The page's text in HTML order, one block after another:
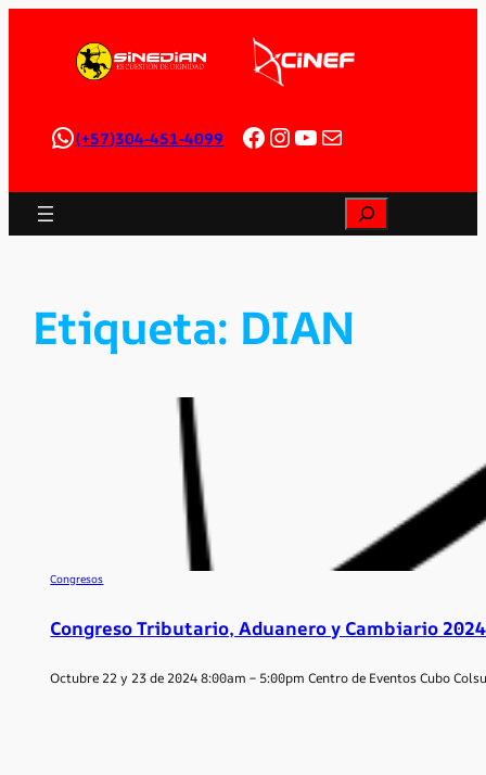
contenido
WhatsApp-Cinef
(+57)304-451-4099 Facebook
Instagram
YouTube
Correo electrónico
Buscar
Etiqueta: DIAN
Congresos
Congreso Tributario, Aduanero y Cambiario 2024
Octubre 22 y 23 de 2024 8:00am – 5:00pm Centro de Eventos Cubo